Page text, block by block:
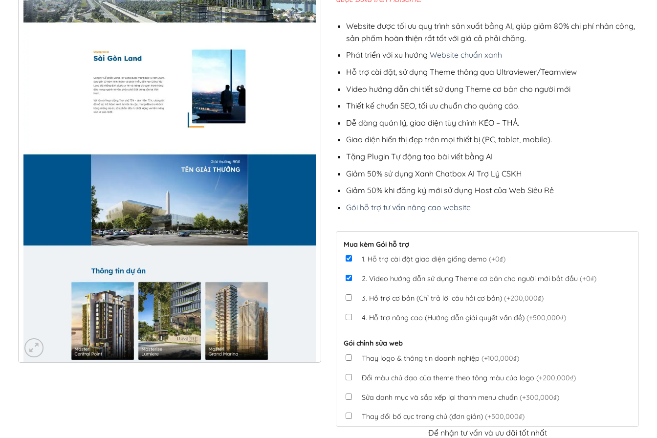
200,000₫.
Website được tối ưu quy trình sản xuất bằng AI, giúp giảm 80% chi phí nhân công,
sản phẩm hoàn thiện rất tốt với giá cả phải chăng.
Phát triển với xu hướng Website chuẩn xanh
Hỗ trợ cài đặt, sử dụng Theme thông qua Ultraviewer/Teamview
Video hướng dẫn chi tiết sử dụng Theme cơ bản cho người mới
Thiết kế chuẩn SEO, tối ưu chuẩn cho quảng cáo.
Dễ dàng quản lý, giao diện tùy chỉnh KÉO – THẢ.
Giao diện hiển thị đẹp trên mọi thiết bị (PC, tablet, mobile).
Tặng Plugin Tự động tạo bài viết bằng AI
Giảm 50% sử dụng Xanh Chatbox AI Trợ Lý CSKH
Giảm 50% khi đăng ký mới sử dụng Host của Web Siêu Rẻ
Gói hỗ trợ tư vấn nâng cao website
Mua kèm Gói hỗ trợ
1. Hỗ trợ cài đặt giao diện giống demo (+0₫)
2. Video hướng dẫn sử dụng Theme cơ bản cho người mới bắt đầu (+0₫)
3. Hỗ trợ cơ bản (Chỉ trả lời câu hỏi cơ bản) (+200,000₫)
4. Hỗ trợ nâng cao (Hướng dẫn giải quyết vấn đề) (+500,000₫)
Gói chỉnh sửa web
Thay logo & thông tin doanh nghiệp (+100,000₫)
Đổi màu chủ đạo của theme theo tông màu của logo (+200,000₫)
Sửa danh mục và sắp xếp lại thanh menu chuẩn (+300,000₫)
Thay đổi bố cục trang chủ (đơn giản) (+500,000₫)
Tích hợp thanh toán QR Code ngân hàng(+100,000₫)
Để nhận tư vấn và ưu đãi tốt nhất